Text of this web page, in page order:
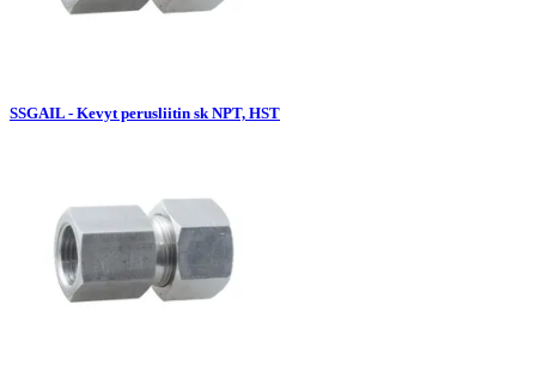
SSGAIL - Kevyt perusliitin sk NPT, HST